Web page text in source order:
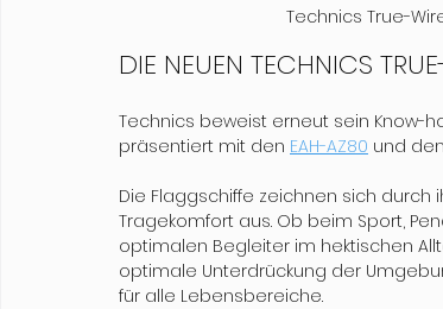
Technics True-
DIE NEUEN TECHNICS
Technics beweist erneut sein Know-
präsentiert mit den EAH-AZ80 und
Die Flaggschiffe zeichnen sich
Tragekomfort aus. Ob beim Sport,
optimalen Begleiter im hektischen
optimale Unterdrückung der
für alle Lebensbereiche.